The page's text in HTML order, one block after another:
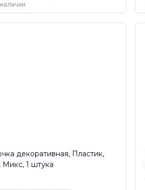
декоративная, Пластик,
Микс, 1 штука